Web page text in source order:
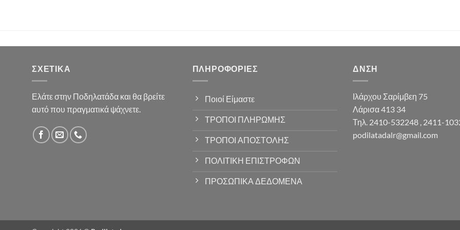
ΣΧΕΤΙΚΆ
Ελάτε στην Ποδηλατάδα και θα βρείτε
αυτό που πραγματικά ψάχνετε.
ΠΛΗΡΟΦΟΡΊΕΣ
Ποιοί Είμαστε
ΤΡΟΠΟΙ ΠΛΗΡΩΜΗΣ
ΤΡΟΠΟΙ ΑΠΟΣΤΟΛΗΣ
ΠΟΛΙΤΙΚΗ ΕΠΙΣΤΡΟΦΩΝ
ΠΡΟΣΩΠΙΚΑ ΔΕΔΟΜΕΝΑ
ΔΝΣΗ
Ιλάρχου Σαρίμβεη 75
Λάρισα 413 34
Τηλ. 2410-532248 , 2411-
podilatadalr@gmail.com